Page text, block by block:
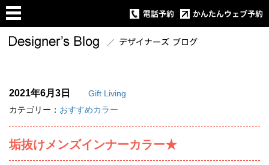
2021年6月3日
Gift Living
カテゴリー： おすすめカラー
垢抜けメンズインナーカラー★